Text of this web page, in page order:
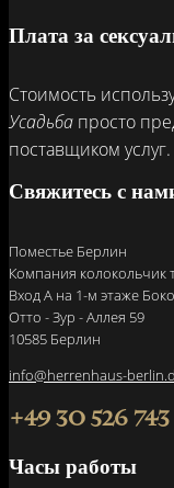
Плата за
Стоимость
Усадьба просто
поставщиком услуг.
Свяжитесь с
Поместье Берлин
Компания колокольчик
Вход A на 1-м этаже
Отто - Зур - Аллея 59
10585 Берлин
info@herrenhaus-
+49 30 526 743
Часы работы